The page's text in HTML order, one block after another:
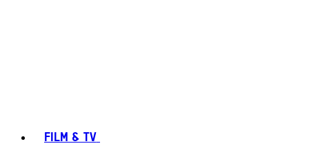
FILM & TV